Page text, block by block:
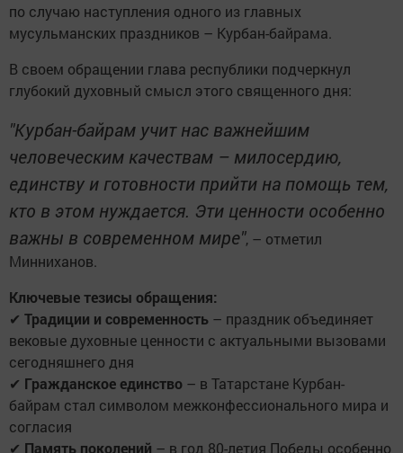
по случаю наступления одного из главных
мусульманских праздников – Курбан-байрама.
В своем обращении глава республики подчеркнул
глубокий духовный смысл этого священного дня:
"Курбан-байрам учит нас важнейшим
человеческим качествам – милосердию,
единству и готовности прийти на помощь тем,
кто в этом нуждается. Эти ценности особенно
важны в современном мире", – отметил
Минниханов.
Ключевые тезисы обращения:
✔ Традиции и современность – праздник объединяет
вековые духовные ценности с актуальными вызовами
сегодняшнего дня
✔ Гражданское единство – в Татарстане Курбан-
байрам стал символом межконфессионального мира и
согласия
✔ Память поколений – в год 80-летия Победы особенно